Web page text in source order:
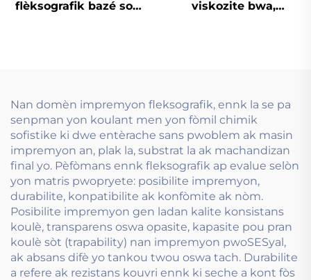
flèksografik bazé sou
viskozite bwa,
Nan domèn impremyon fleksografik, ennk la se pa
senpman yon koulant men yon fòmil chimik
sofistike ki dwe entèrache sans pwoblem ak masin
impremyon an, plak la, substrat la ak machandizan
final yo. Pèfòmans ennk fleksografik ap evalue selòn
yon matris pwopryete: posibilite impremyon,
durabilite, konpatibilite ak konfòmite ak nòm.
Posibilite impremyon gen ladan kalite konsistans
koulè, transparens oswa opasite, kapasite pou pran
koulè sòt (trapability) nan impremyon pwoSESyal,
ak absans difè yo tankou twou oswa tach. Durabilite
a refere ak rezistans kouvri ennk ki seche a kont fòs